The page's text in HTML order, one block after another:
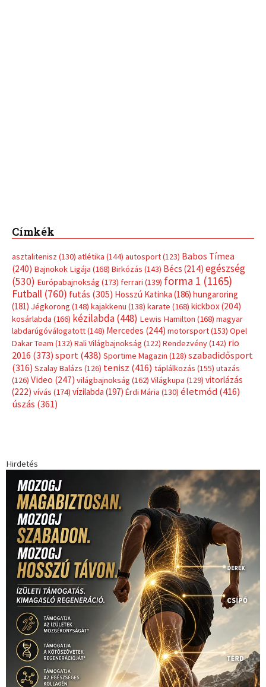
Címkék
(181)Jégkorong(148)kajakkenu(138)karate(168)kickbox(204)
kosárlabda(166) Lewis Hamilton(168)
magyar
labdarúgóválogatott(148)Mercedes (244) motorsport(153)
Opel
Dakar Team(132)Rali Világbajnokság (122) Rendezvény(142)
rio
2016(373)sport Sportime Magazin(128)szabadidősport
(316) Szalay Balázs(126) tenisz(416) táplálkozás(155)utazás
(126)Video(247)világbajnokság (162) Világkupa(129)
vitorlázás
(222) vívás(174) (197) Érdi Mária(130)életmód(416)
úszás(361)
Hirdetés